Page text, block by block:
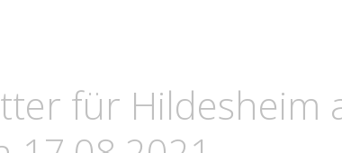
für Hildesheim